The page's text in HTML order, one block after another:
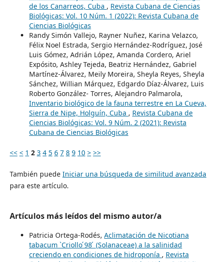
de los Canarreos, Cuba , Revista Cubana de Ciencias
Biológicas: Vol. 10 Núm. 1 (2022): Revista Cubana de
Ciencias Biológicas
Randy Simón Vallejo, Rayner Nuñez, Karina Velazco,
Félix Noel Estrada, Sergio Hernández-Rodríguez, José
Luis Gómez, Adrián López, Amanda Cordero, Ariel
Expósito, Ashley Tejeda, Beatriz Hernández, Gabriel
Martínez-Álvarez, Meily Moreira, Sheyla Reyes, Sheyla
Sánchez, Willian Márquez, Edgardo Díaz-Álvarez, Luis
Roberto González- Torres, Alejandro Palmarola,
Inventario biológico de la fauna terrestre en La Cueva,
Sierra de Nipe, Holguín, Cuba , Revista Cubana de
Ciencias Biológicas: Vol. 9 Núm. 2 (2021): Revista
Cubana de Ciencias Biológicas
<< < 1 2 3 4 5 6 7 8 9 10 > >>
También puede Iniciar una búsqueda de similitud avanzada
para este artículo.
Artículos más leídos del mismo autor/a
Patricia Ortega-Rodés, Aclimatación de Nicotiana
tabacum `Criollo ́98 ́ (Solanaceae) a la salinidad
creciendo en condiciones de hidroponía , Revista